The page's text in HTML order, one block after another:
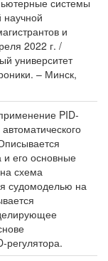
системы
научной
и
2022 г. /
университет
– Минск,
PID-
и его основные
схема
судомоделью на
регулятора.